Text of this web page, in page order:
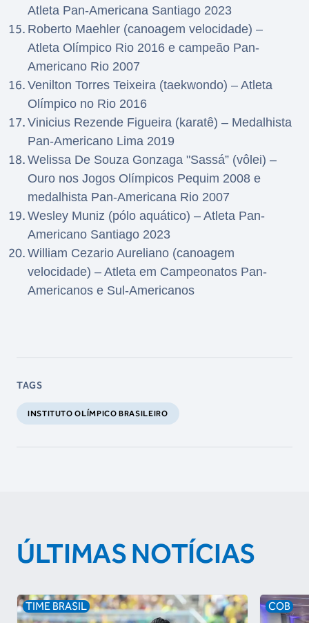
Atleta Pan-Americana Santiago 2023
Roberto Maehler (canoagem velocidade) –
Atleta Olímpico Rio 2016 e campeão Pan-
Americano Rio 2007
Venilton Torres Teixeira (taekwondo) – Atleta
Olímpico no Rio 2016
Vinicius Rezende Figueira (karatê) – Medalhista
Pan-Americano Lima 2019
Welissa De Souza Gonzaga "Sassá” (vôlei) –
Ouro nos Jogos Olímpicos Pequim 2008 e
medalhista Pan-Americana Rio 2007
Wesley Muniz (pólo aquático) – Atleta Pan-
Americano Santiago 2023
William Cezario Aureliano (canoagem
velocidade) – Atleta em Campeonatos Pan-
Americanos e Sul-Americanos
TAGS
INSTITUTO OLÍMPICO BRASILEIRO
ÚLTIMAS NOTÍCIAS
TIME BRASIL COB